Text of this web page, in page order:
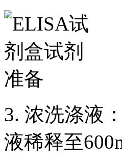
3. 浓洗涤液
液稀释至